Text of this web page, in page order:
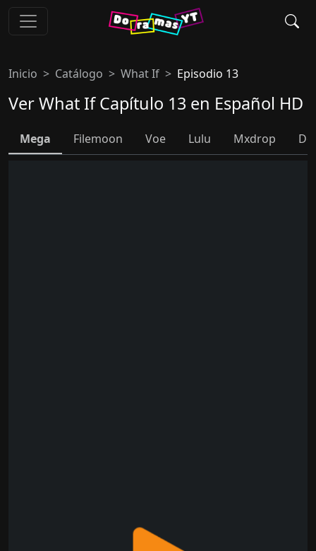
Inicio Catálogo What If Episodio 13
Ver What If Capítulo 13 en Español HD
Mega Filemoon Voe Lulu Mxdrop